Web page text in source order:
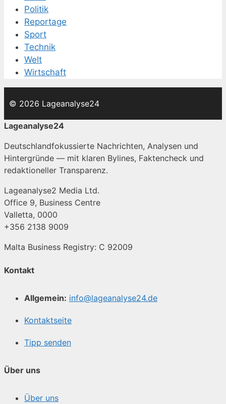
Politik
Reportage
Sport
Technik
Welt
Wirtschaft
© 2026 Lageanalyse24
Lageanalyse24
Deutschlandfokussierte Nachrichten, Analysen und
Hintergründe — mit klaren Bylines, Faktencheck und
redaktioneller Transparenz.
Lageanalyse2 Media Ltd.
Office 9, Business Centre
Valletta, 0000
+356 2138 9009
Malta Business Registry: C 92009
Kontakt
Allgemein: info@lageanalyse24.de
Kontaktseite
Tipp senden
Über uns
Über uns